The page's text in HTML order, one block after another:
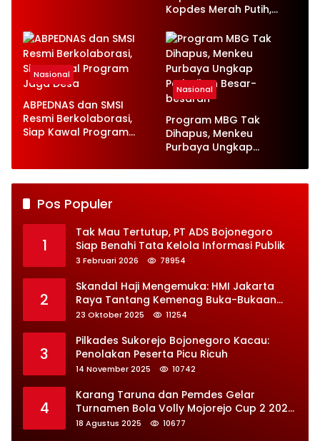
Kopdes Merah Putih,
Kerja
Nasional
ABPEDNAS dan SMSI
Resmi Berkolaborasi,
Siap Kawal Program
Nasional
Program MBG Tak
Dihapus, Menkeu
Purbaya Ungkap
Pos Populer
1
Tak Mau Tertutup, PT ADS Bojonegoro
Siap Benahi Tata Kelola Informasi Publik
3 Februari 2026 78954
2
Skandal Haji Mengemuka: HMI Jakarta
Raya Tantang Kemenag Buka-Bukaan
Soal Kontrak Syarekah Bermasalah
23 Oktober 2025 11254
3
Pilkades Sukorejo Bojonegoro Kacau:
Penolakan Peserta Picu Ricuh
14 November 2025 10742
4
Karang Taruna dan Pemdes Gelar
Turnamen Bola Volly Mojorejo Cup 2 2025,
Diikuti 28 Tim
18 Agustus 2025 10677